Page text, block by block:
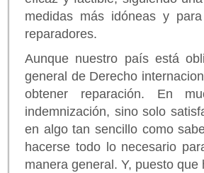
medidas más idóneas y
reparadores.
Aunque nuestro país está
general de Derecho
obtener reparación. En
indemnización, sino solo
en algo tan sencillo como
hacerse todo lo necesario
manera general. Y, puesto